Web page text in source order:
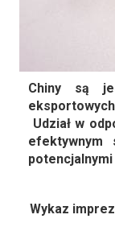
Chiny są
Udział w
efektywnym
Wykaz